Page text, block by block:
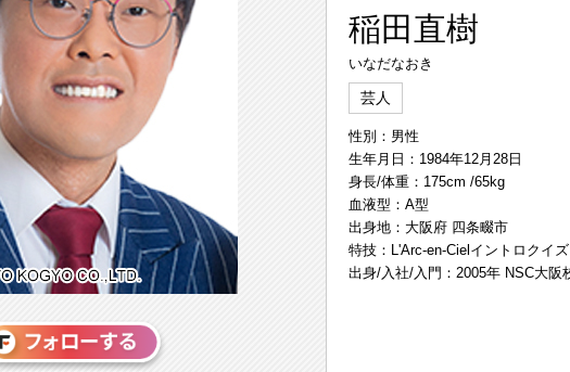
稲田直樹
いなだなおき
芸人
性別：男性
生年月日：1984年12月28日
身長/体重：175cm /65kg
血液型：A型
出身地：大阪府 四条畷市
特技：L'Arc-en-Cielイントロクイズ
出身/入社/入門：2005年 NSC大阪